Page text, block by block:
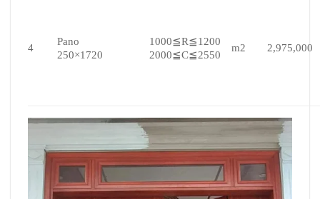
4
Pano
250×1720
1000≦R≦1200
2000≦C≦2550
m2 2,975,000